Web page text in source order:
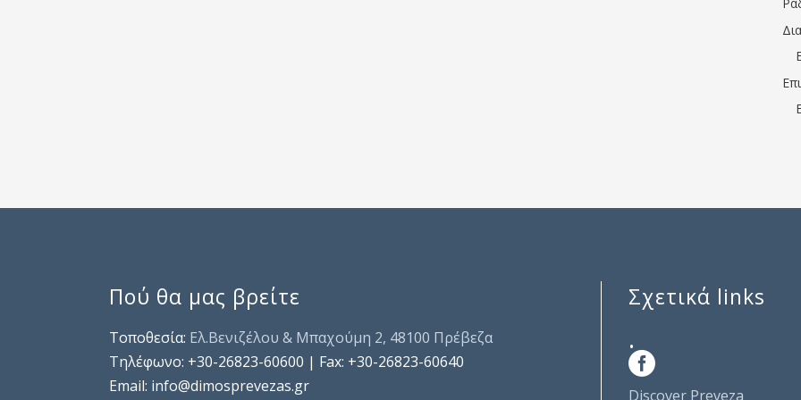
Πού θα μας βρείτε
Τοποθεσία: Ελ.Βενιζέλου & Μπαχούμη 2, 48100 Πρέβεζα
Τηλέφωνo: +30-26823-60600 | Fax: +30-26823-60640
Email: info@dimosprevezas.gr
Σχετικά links
.
Discover Preveza